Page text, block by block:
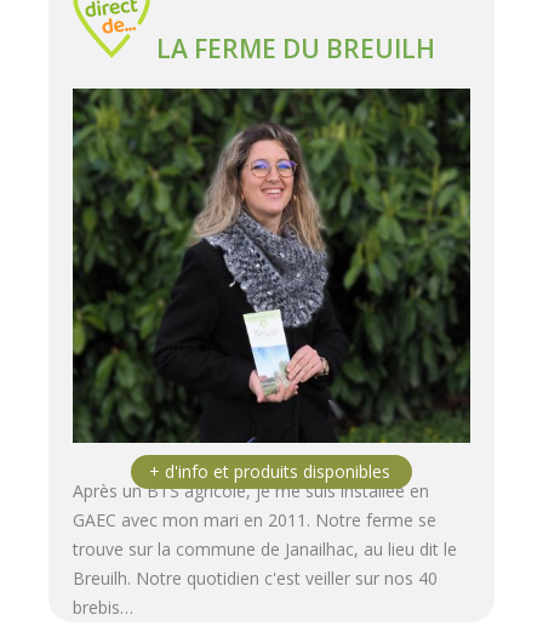
LA FERME DU BREUILH
Après un BTS agricole, je me suis installée en
GAEC avec mon mari en 2011. Notre ferme se
trouve sur la commune de Janailhac, au lieu dit le
Breuilh. Notre quotidien c'est veiller sur nos 40
brebis…